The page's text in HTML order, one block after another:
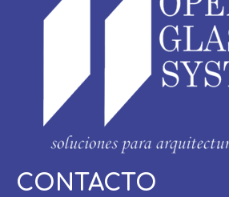
CONTACTO
Usuario / Email: